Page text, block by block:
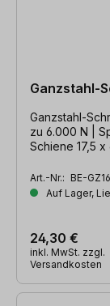
Ganzstahl-
Ganzstahl-
zu 6.000 N |
Schiene 17,5 x
Art.-Nr.: BE-GZ16
Auf Lager,
24,30 €
inkl. MwSt. zzgl.
Versandkosten